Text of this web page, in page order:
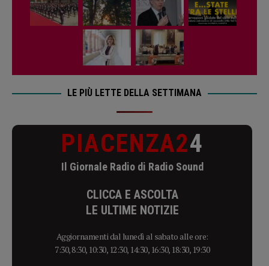
LE PIÙ LETTE DELLA SETTIMANA
PIACENZA24
Il Giornale Radio di Radio Sound
CLICCA E ASCOLTA
LE ULTIME NOTIZIE
Aggiornamenti dal lunedì al sabato alle ore:
7:30, 8:30, 10:30, 12:30, 14:30, 16:30, 18:30, 19:30